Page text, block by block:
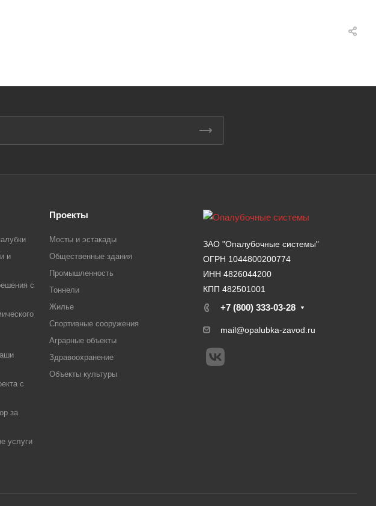
и
с
с
за
услуги
Проекты
Мосты и эстакады
Общественные здания
Промышленность
Тоннели
Жилье
Спортивные сооружения
Аграрные объекты
Здравоохранение
Объекты культуры
ЗАО "Опалубочные системы"
ОГРН 1044800200774
ИНН 4826044200
КПП 482501001
+7 (800) 333-03-28
mail@opalubka-zavod.ru